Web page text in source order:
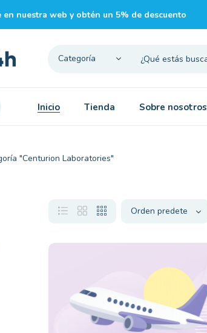
nuestra web y obtén un 5% de descuento
Inicio Tienda Sobre nosotros
"Centurion Laboratories"